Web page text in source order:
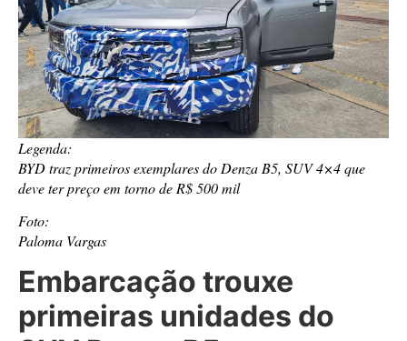
Legenda:
BYD traz primeiros exemplares do Denza B5, SUV 4×4 que
deve ter preço em torno de R$ 500 mil
Foto:
Paloma Vargas
Embarcação trouxe
primeiras unidades do